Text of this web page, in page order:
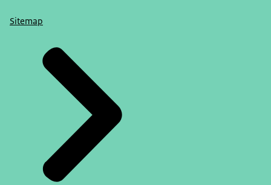
Sitemap